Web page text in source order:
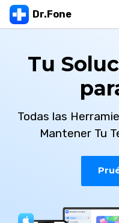
Dr.Fone
Productos
Transferencia
Desbloqueo &
Recuperar & Borrar
Ver Toolkit Completo
Ubicación Virtual
Tu
Todas las
Mantener Tu